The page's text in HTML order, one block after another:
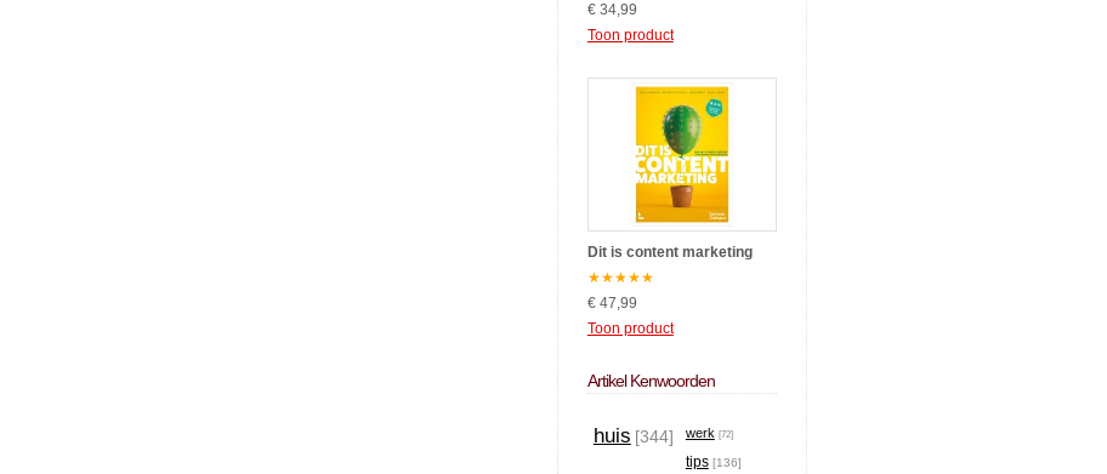
€ 34,99
Toon product
Dit is content marketing
★★★★★
€ 47,99
Toon product
Artikel Kenwoorden
huis [344] werk [72]
tips [136]